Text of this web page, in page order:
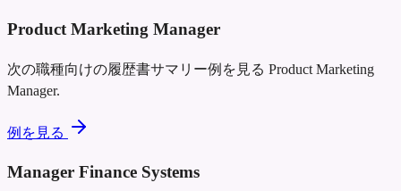
Product Marketing Manager
次の職種向けの履歴書サマリー例を見る Product Marketing
Manager.
例を見る
Manager Finance Systems